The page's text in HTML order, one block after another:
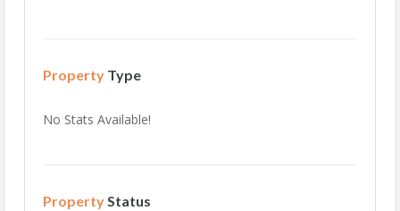
Property Type
No Stats Available!
Property Status